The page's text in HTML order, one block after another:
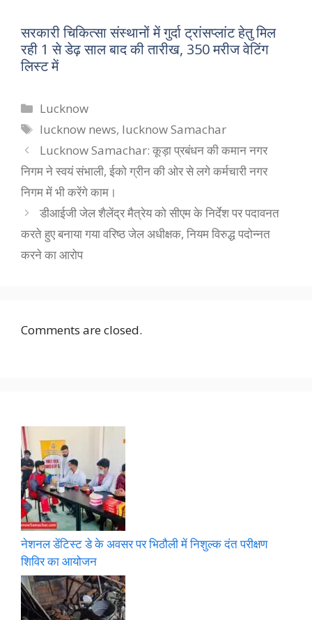
सरकारी चिकित्सा संस्थानों में गुर्दा ट्रांसप्लांट हेतु मिल
रही 1 से डेढ़ साल बाद की तारीख, 350 मरीज वेटिंग
लिस्ट में
Categories
Lucknow
Tags
lucknow news, lucknow Samachar
Lucknow Samachar: कूड़ा प्रबंधन की कमान नगर
निगम ने स्वयं संभाली, ईको ग्रीन की ओर से लगे कर्मचारी नगर
निगम में भी करेंगे काम।
डीआईजी जेल शैलेंद्र मैत्रेय को सीएम के निर्देश पर पदावनत
करते हुए बनाया गया वरिष्ठ जेल अधीक्षक, नियम विरुद्ध पदोन्नत
करने का आरोप
Comments are closed.
नेशनल डेंटिस्ट डे के अवसर पर भिठौली में निशुल्क दंत परीक्षण
शिविर का आयोजन